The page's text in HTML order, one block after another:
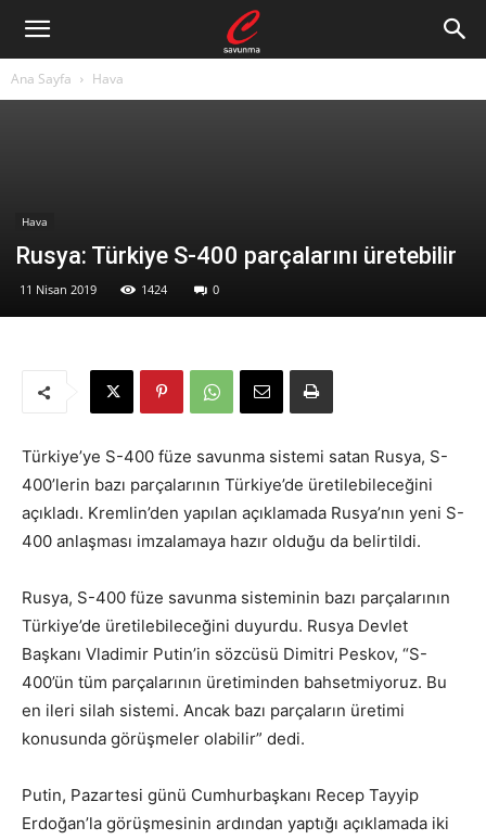
Ana Sayfa Hava
Hava
Rusya: Türkiye S-400 parçalarını üretebilir
11 Nisan 2019 1424 0
Türkiye’ye S-400 füze savunma sistemi satan Rusya, S-
400’lerin bazı parçalarının Türkiye’de üretilebileceğini
açıkladı. Kremlin’den yapılan açıklamada Rusya’nın yeni S-
400 anlaşması imzalamaya hazır olduğu da belirtildi.
Rusya, S-400 füze savunma sisteminin bazı parçalarının
Türkiye’de üretilebileceğini duyurdu. Rusya Devlet
Başkanı Vladimir Putin’in sözcüsü Dimitri Peskov, “S-
400’ün tüm parçalarının üretiminden bahsetmiyoruz. Bu
en ileri silah sistemi. Ancak bazı parçaların üretimi
konusunda görüşmeler olabilir” dedi.
Putin, Pazartesi günü Cumhurbaşkanı Recep Tayyip
Erdoğan’la görüşmesinin ardından yaptığı açıklamada iki